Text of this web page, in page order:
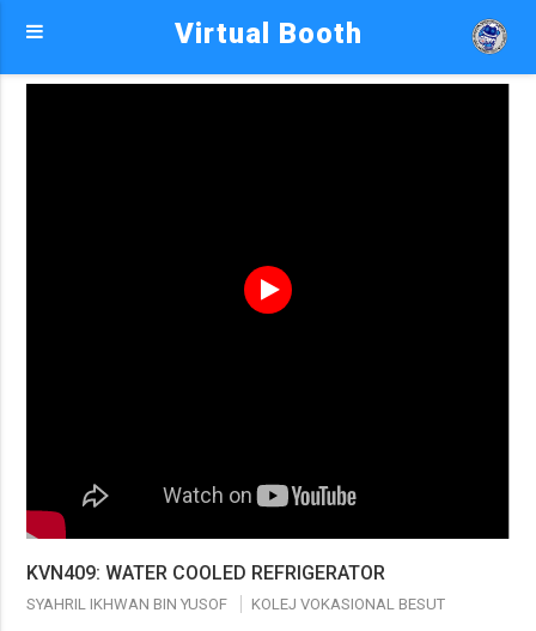
Virtual Booth
KVN409: WATER COOLED REFRIGERATOR
SYAHRIL IKHWAN BIN YUSOF KOLEJ VOKASIONAL BESUT